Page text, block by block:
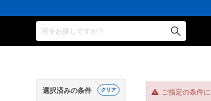
何をお探しですか？
選択済みの条件
クリア ご指定の条件